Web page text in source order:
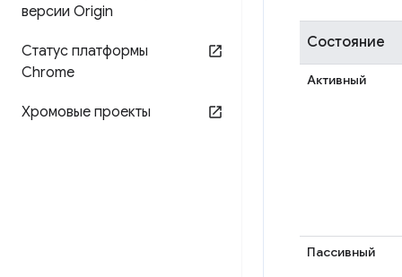
версии Origin
Статус платформы
Chrome
Хромовые проекты
Состояние
Активный
Пассивный